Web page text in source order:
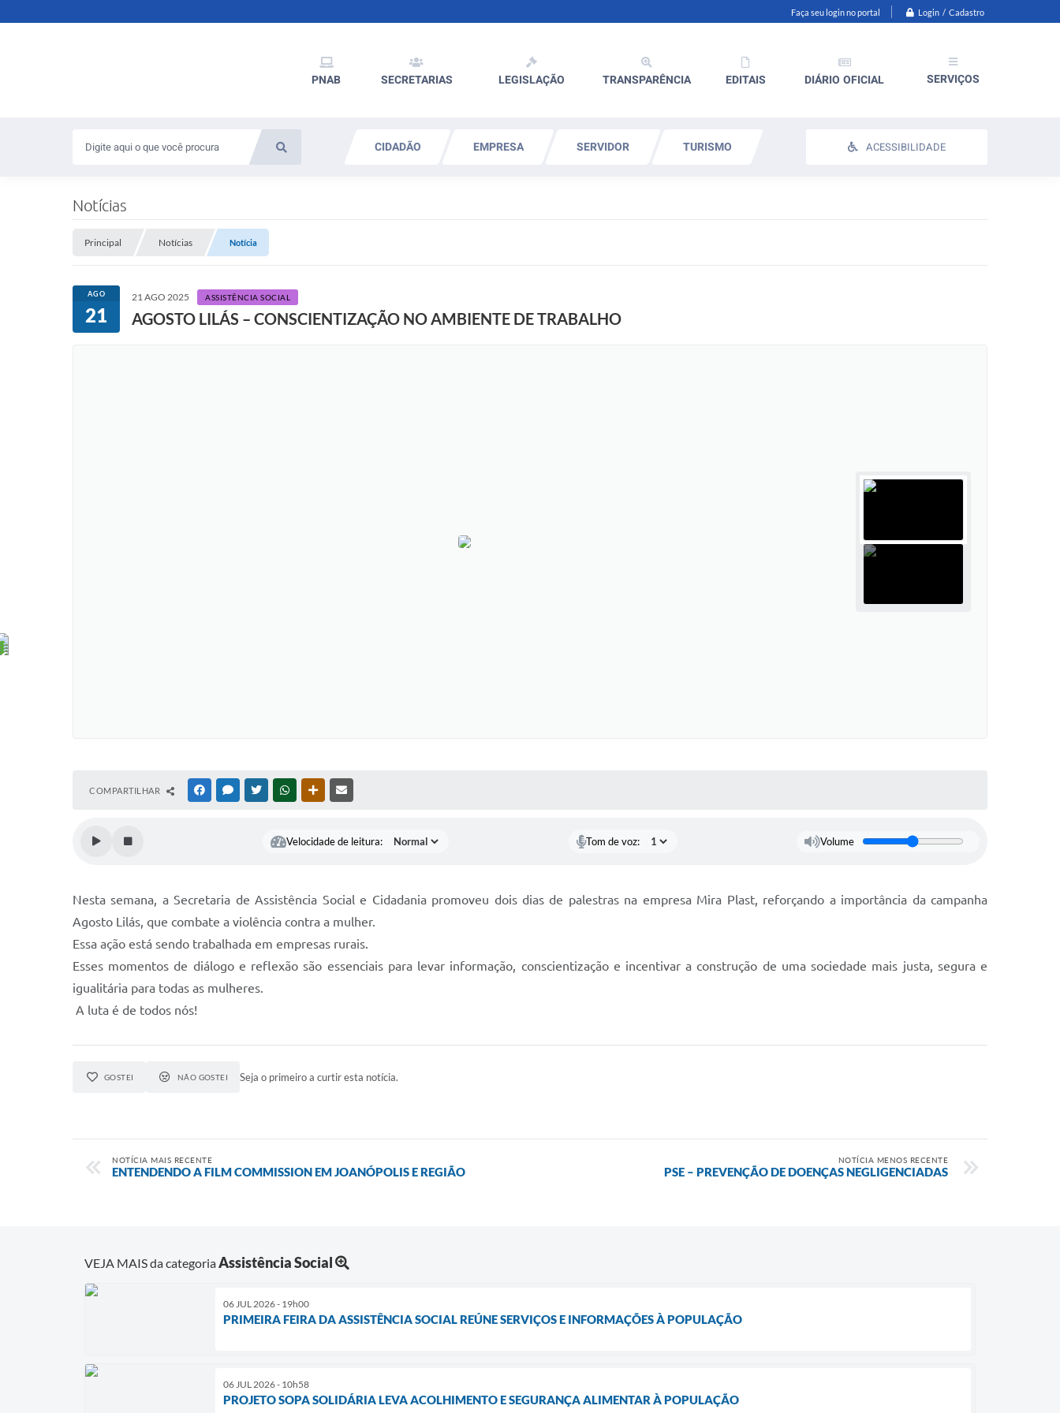
Faça seu login no portal Login / Cadastro
PNAB SECRETARIAS LEGISLAÇÃO TRANSPARÊNCIA EDITAIS DIÁRIO OFICIAL SERVIÇOS
CIDADÃO EMPRESA SERVIDOR TURISMO ACESSIBILIDADE
Notícias
Principal Notícias Notícia
AGO
21
21 AGO 2025 ASSISTÊNCIA SOCIAL
AGOSTO LILÁS – CONSCIENTIZAÇÃO NO AMBIENTE DE TRABALHO
COMPARTILHAR FACEBOOKMESSENGER
TWITTERWHATSAPPOUTRAS MÍDIAS
Velocidade de leitura: Tom de voz: Volume
Nesta semana, a Secretaria de Assistência Social e Cidadania promoveu dois dias de palestras na empresa Mira Plast, reforçando a importância da campanha
Agosto Lilás, que combate a violência contra a mulher.
Essa ação está sendo trabalhada em empresas rurais.
Esses momentos de diálogo e reflexão são essenciais para levar informação, conscientização e incentivar a construção de uma sociedade mais justa, segura e
igualitária para todas as mulheres.
A luta é de todos nós!
GOSTEI NÃO GOSTEI Seja o primeiro a curtir esta notícia.
NOTÍCIA MAIS RECENTE
ENTENDENDO A FILM COMMISSION EM JOANÓPOLIS E REGIÃO
NOTÍCIA MENOS RECENTE
PSE – PREVENÇÃO DE DOENÇAS NEGLIGENCIADAS
VEJA MAIS da categoriaAssistência Social
06 JUL 2026 - 19h00
PRIMEIRA FEIRA DA ASSISTÊNCIA SOCIAL REÚNE SERVIÇOS E INFORMAÇÕES À POPULAÇÃO
06 JUL 2026 - 10h58
PROJETO SOPA SOLIDÁRIA LEVA ACOLHIMENTO E SEGURANÇA ALIMENTAR À POPULAÇÃO